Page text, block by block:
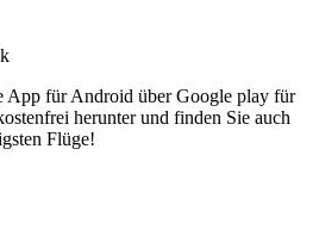
App für Android über Google play für
herunter und finden Sie auch
Flüge!